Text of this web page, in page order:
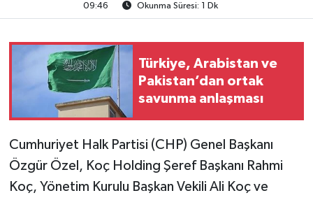
09:46
Okunma Süresi: 1 Dk
Türkiye, Arabistan ve
Pakistan’dan ortak
savunma anlaşması
Cumhuriyet Halk Partisi (CHP) Genel Başkanı
Özgür Özel, Koç Holding Şeref Başkanı Rahmi
Koç, Yönetim Kurulu Başkan Vekili Ali Koç ve